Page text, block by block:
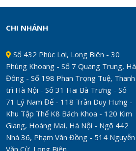
CHI NHÁNH
Số 432 Phúc Lợi, Long Biên - 30
Phùng Khoang - Số 7 Quang Trung, Hà
Đông - Số 198 Phan Trọng Tuệ, Thanh
trì Hà Nội - Số 31 Hai Bà Trưng - Số
71 Lý Nam Đế - 118 Trần Duy Hưng -
Khu Tập Thể K8 Bách Khoa - 120 Kim
Giang, Hoàng Mai, Hà Nội - Ngõ 442
Nhà 36, Phạm Văn Đồng - 514 Nguyễn
Văn Cừ, Long Biên